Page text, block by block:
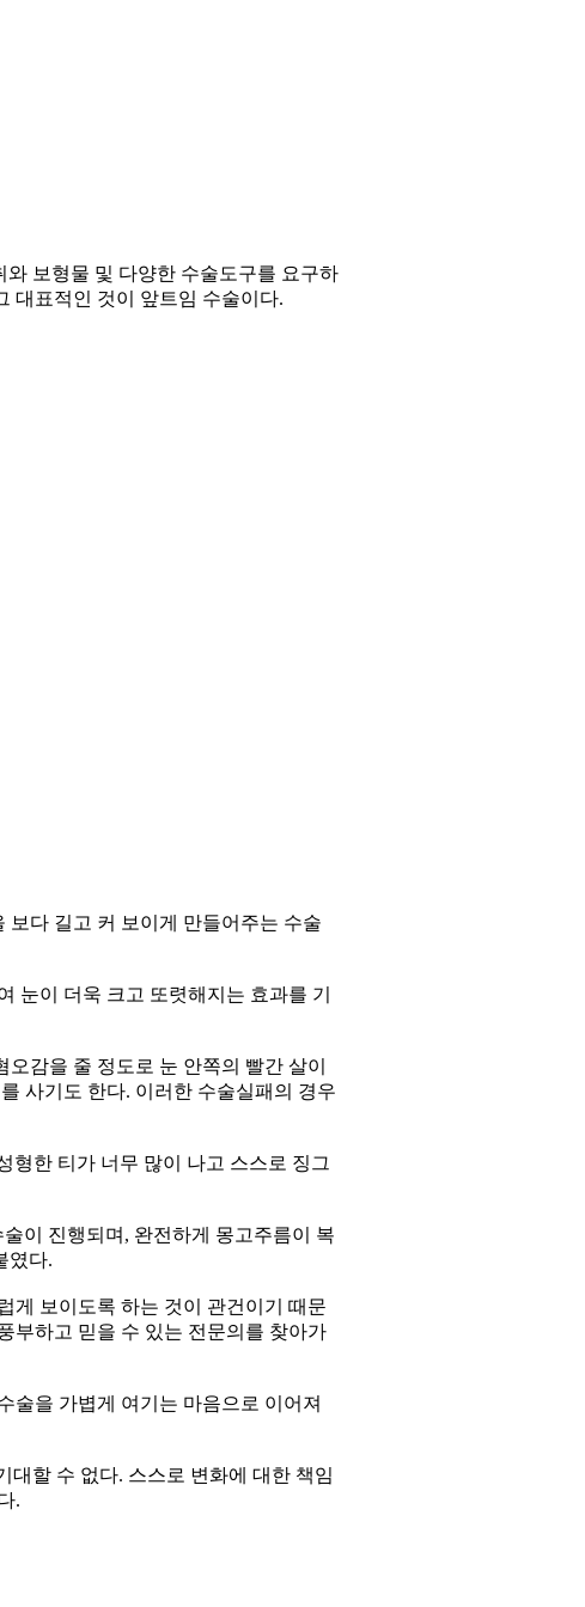
보형물 및 다양한 수술도구를 요구하
대표적인 것이 앞트임 수술이다.
다 길고 커 보이게 만들어주는 수술
눈이 더욱 크고 또렷해지는 효과를 기
감을 줄 정도로 눈 안쪽의 빨간 살이
사기도 한다. 이러한 수술실패의 경우
형한 티가 너무 많이 나고 스스로 징그
이 진행되며, 완전하게 몽고주름이 복
였다.
게 보이도록 하는 것이 관건이기 때문
부하고 믿을 수 있는 전문의를 찾아가
술을 가볍게 여기는 마음으로 이어져
할 수 없다. 스스로 변화에 대한 책임
.